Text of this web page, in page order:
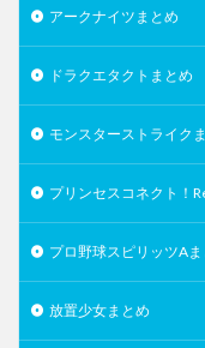
アークナイツまとめ
ドラクエタクトまとめ
モンスターストライク
プリンセスコネクト！
プロ野球スピリッツAま
放置少女まとめ